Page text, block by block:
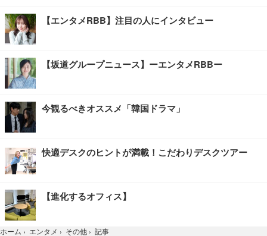
【エンタメRBB】注目の人にインタビュー
【坂道グループニュース】ーエンタメRBBー
今観るべきオススメ「韓国ドラマ」
快適デスクのヒントが満載！こだわりデスクツアー
【進化するオフィス】
ホーム › エンタメ › その他 › 記事